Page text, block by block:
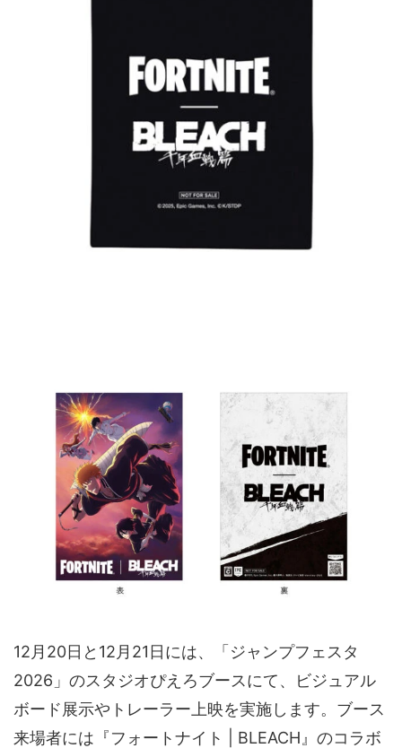
12月20日と12月21日には、「ジャンプフェスタ
2026」のスタジオぴえろブースにて、ビジュアル
ボード展示やトレーラー上映を実施します。ブース
来場者には『フォートナイト | BLEACH』のコラボ